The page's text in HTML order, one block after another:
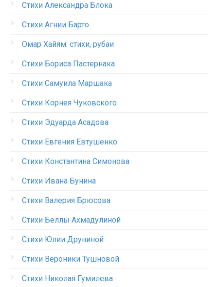
Стихи Александра Блока
Стихи Агнии Барто
Омар Хайям: стихи, рубаи
Стихи Бориса Пастернака
Стихи Самуила Маршака
Стихи Корнея Чуковского
Стихи Эдуарда Асадова
Стихи Евгения Евтушенко
Стихи Константина Симонова
Стихи Ивана Бунина
Стихи Валерия Брюсова
Стихи Беллы Ахмадулиной
Стихи Юлии Друниной
Стихи Вероники Тушновой
Стихи Николая Гумилева